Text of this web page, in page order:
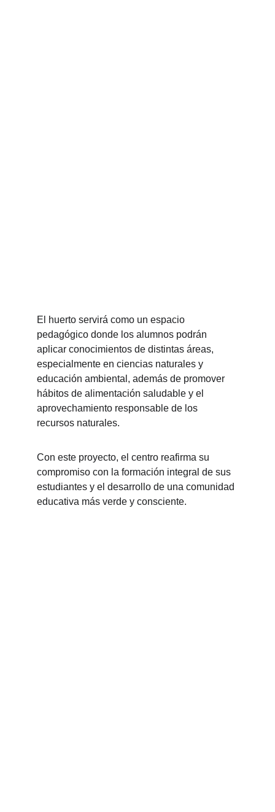
El huerto servirá como un espacio
pedagógico donde los alumnos podrán
aplicar conocimientos de distintas áreas,
especialmente en ciencias naturales y
educación ambiental, además de promover
hábitos de alimentación saludable y el
aprovechamiento responsable de los
recursos naturales.
Con este proyecto, el centro reafirma su
compromiso con la formación integral de sus
estudiantes y el desarrollo de una comunidad
educativa más verde y consciente.